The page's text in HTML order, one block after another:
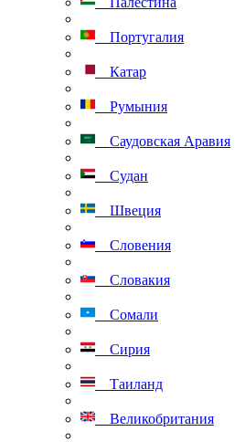
Португалия
Катар
Румыния
Саудовская Аравия
Судан
Швеция
Словения
Словакия
Сомали
Сирия
Таиланд
Великобритания